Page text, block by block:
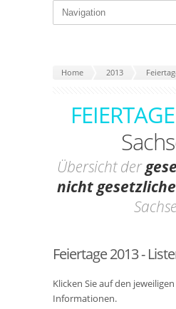
Home 2013
Übersicht der
nicht
Feiertage 2013 -
Klicken Sie auf den
Informationen.